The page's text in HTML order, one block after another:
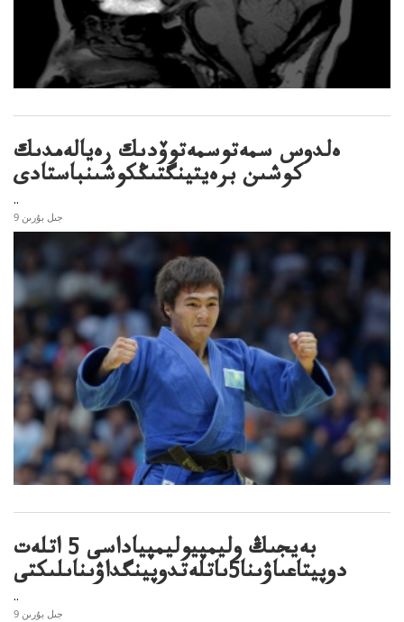
ەلدوس سمەتوسمەتوۆدىك رەيالەمدىك
كوشىن برەيتينگتىڭكوشىنباستادى
..
9 جىل بۇرىن
بەيجىڭ وليمپيوليمپياداسى 5 اتلەت
دوپيتاعىاۋىنا5ىاتلەتدوپينگداۋىناىلىكتى
..
9 جىل بۇرىن